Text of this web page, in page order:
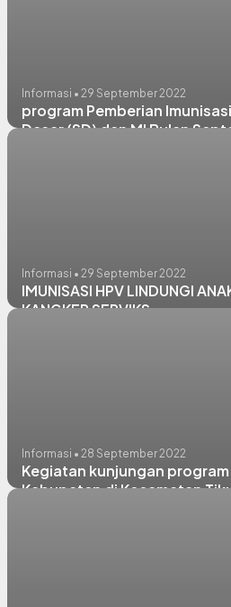
Informasi • 29 September 2022
program Pemberian
Dasar (SD) dan MI Bulan
Informasi • 29 September 2022
IMUNISASI HPV LINDUNGI
KANGKER SERVIKS
Informasi • 28 September 2022
Kegiatan kunjungan program
Kabupaten di Kecamatan